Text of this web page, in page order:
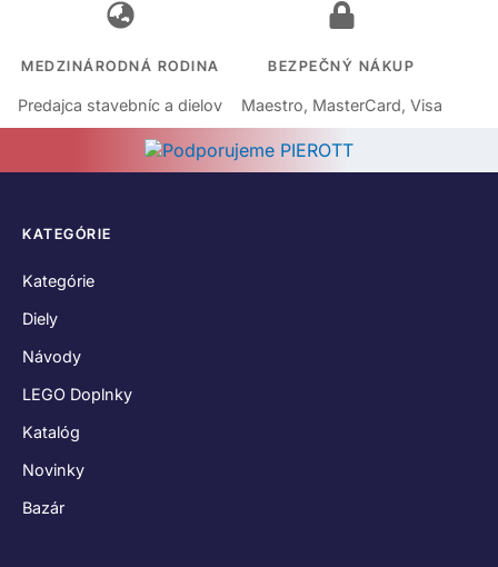
MEDZINÁRODNÁ RODINA
Predajca stavebníc a dielov
BEZPEČNÝ NÁKUP
Maestro, MasterCard, Visa
KATEGÓRIE
Kategórie
Diely
Návody
LEGO Doplnky
Katalóg
Novinky
Bazár